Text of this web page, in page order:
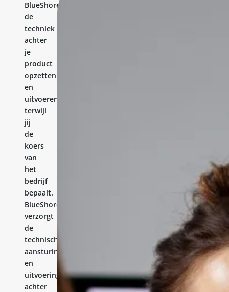
BlueShores
de
techniek
achter
je
product
opzetten
en
uitvoeren,
terwijl
jij
de
koers
van
het
bedrijf
bepaalt.
BlueShores
verzorgt
de
technische
aansturing
en
uitvoering
achter